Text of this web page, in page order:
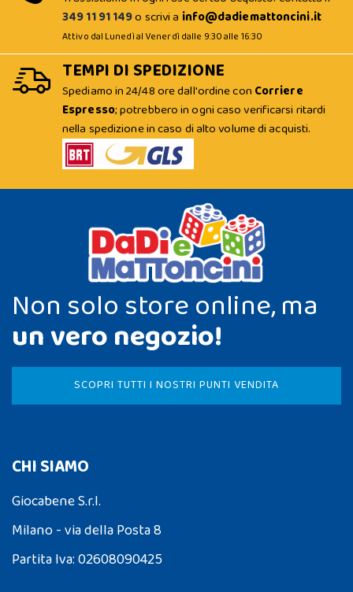
349 11 91 149o scrivi a info@dadiemattoncini.it
Attivo dal Lunedì al Venerdì dalle 9:30 alle 16:30
TEMPI DI SPEDIZIONE
Spediamo in 24/48 ore dall'ordine con Corriere
Espresso; potrebbero in ogni caso verificarsi ritardi
nella spedizione in caso di alto volume di acquisti.
Non solo store online, ma
un vero negozio!
SCOPRI TUTTI I NOSTRI PUNTI VENDITA
CHI SIAMO
Giocabene S.r.l.
Milano - via della Posta 8
Partita Iva: 02608090425